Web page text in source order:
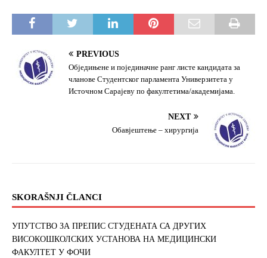
PREVIOUS
Обједињене и појединачне ранг листе кандидата за
чланове Студентског парламента Универзитета у
Источном Сарајеву по факултетима/академијама.
NEXT
Обавјештење – хирургија
SKORAŠNJI ČLANCI
УПУТСТВО ЗА ПРЕПИС СТУДЕНАТА СА ДРУГИХ
ВИСОКОШКОЛСКИХ УСТАНОВА НА МЕДИЦИНСКИ
ФАКУЛТЕТ У ФОЧИ